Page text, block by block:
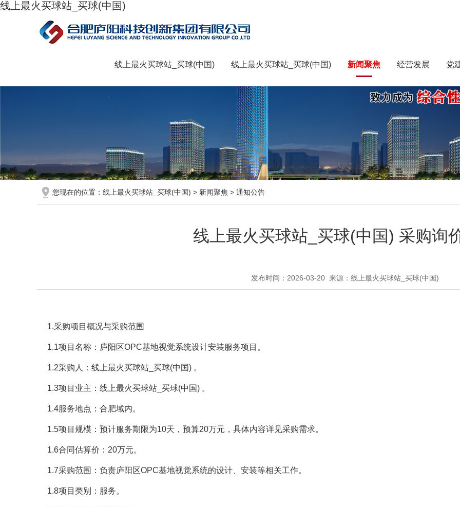
线上最火买球站_买球(中国)
线上最火买球站_买球(中国) 线上最火买球站_买球(中国) 新闻聚焦 经营发展 党
您现在的位置： 线上最火买球站_买球(中国) > 新闻聚焦 > 通知公告
线上最火买球站_买球(中国) 采购询
发布时间：2026-03-20 来源：线上最火买球站_买球(中国)
1.采购项目概况与采购范围
1.1项目名称： 庐阳区OPC基地视觉系统设计安装服务项目 。
1.2采购人：线上最火买球站_买球(中国) 。
1.3项目业主：线上最火买球站_买球(中国) 。
1.4服务地点：合肥域内。
1.5项目规模： 预计服务期限为10天 ，预算20万元，具体内容详见采购需求。
1.6合同估算价：20万元。
1.7采购范围： 负责庐阳区OPC基地视觉系统的设计、安装等相关工作。
1.8项目类别：服务。